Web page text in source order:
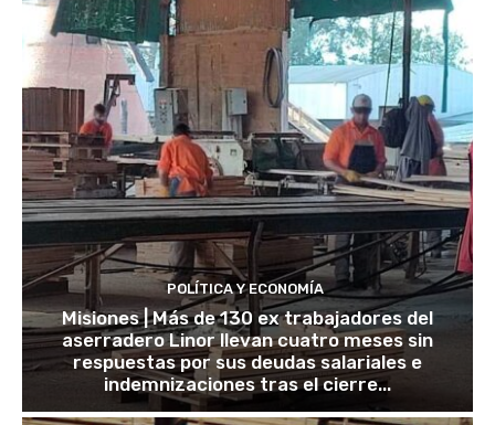
POLÍTICA Y ECONOMÍA
Misiones | Más de 130 ex trabajadores del
aserradero Linor llevan cuatro meses sin
respuestas por sus deudas salariales e
indemnizaciones tras el cierre...